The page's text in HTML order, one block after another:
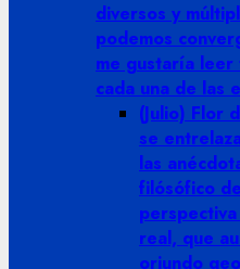
diversos y
podemos
me gustaría
cada una de las
(Julio) Flor
se
las
filósófico
real, que
oriundo